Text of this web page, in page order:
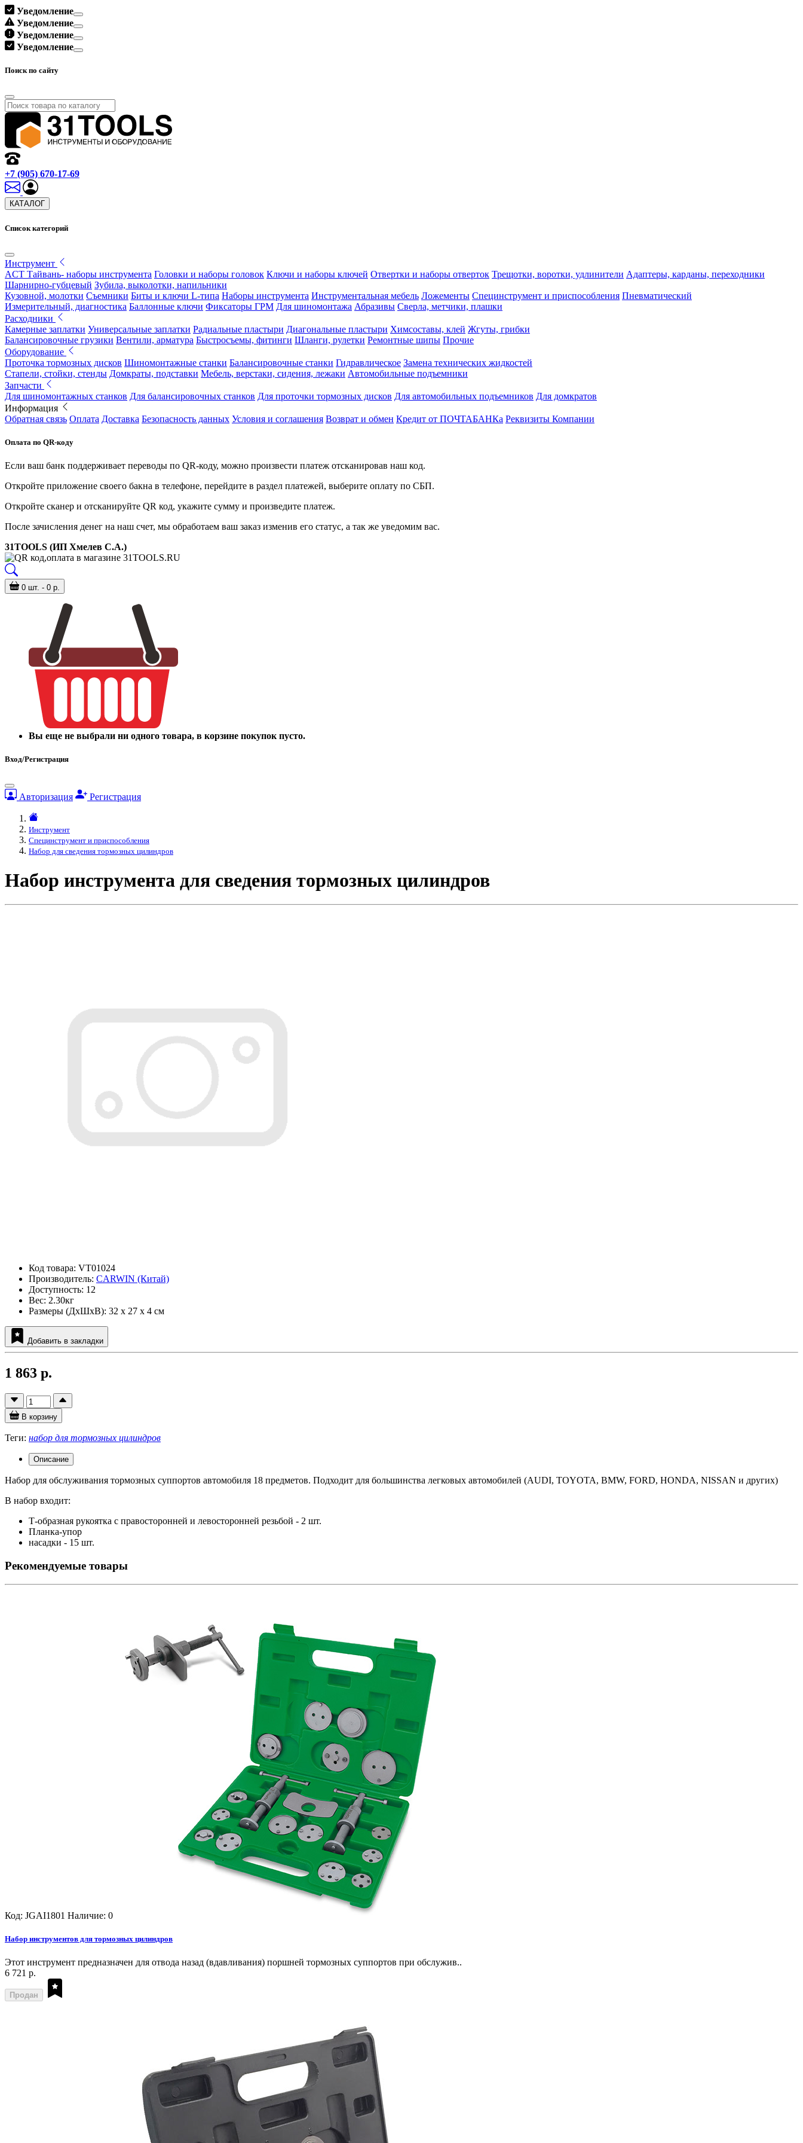
Уведомление
Уведомление
Уведомление
Уведомление
Поиск по сайту
+7 (905) 670-17-69
КАТАЛОГ
Список категорий
Инструмент
ACT Тайвань- наборы инструмента Головки и наборы головок Ключи и наборы ключей Отвертки и наборы отверток Трещотки, воротки, удлинители Адаптеры, карданы, переходники
Шарнирно-губцевый Зубила, выколотки, напильники
Кузовной, молотки Съемники Биты и ключи L-типа Наборы инструмента Инструментальная мебель Ложементы Специнструмент и приспособления Пневматический
Измерительный, диагностика Баллонные ключи Фиксаторы ГРМ Для шиномонтажа Абразивы Сверла, метчики, плашки
Расходники
Камерные заплатки Универсальные заплатки Радиальные пластыри Диагональные пластыри Химсоставы, клей Жгуты, грибки
Балансировочные грузики Вентили, арматура Быстросъемы, фитинги Шланги, рулетки Ремонтные шипы Прочие
Оборудование
Проточка тормозных дисков Шиномонтажные станки Балансировочные станки Гидравлическое Замена технических жидкостей
Стапели, стойки, стенды Домкраты, подставки Мебель, верстаки, сидения, лежаки Автомобильные подъемники
Запчасти
Для шиномонтажных станков Для балансировочных станков Для проточки тормозных дисков Для автомобильных подъемников Для домкратов
Информация
Обратная связь Оплата Доставка Безопасность данных Условия и соглашения Возврат и обмен Кредит от ПОЧТАБАНКа Реквизиты Компании
Оплата по QR-коду
Если ваш банк поддерживает переводы по QR-коду, можно произвести платеж отсканировав наш код.
Откройте приложение своего бакна в телефоне, перейдите в раздел платежей, выберите оплату по СБП.
Откройте сканер и отсканируйте QR код, укажите сумму и произведите платеж.
После зачисления денег на наш счет, мы обработаем ваш заказ изменив его статус, а так же уведомим вас.
31TOOLS (ИП Хмелев С.А.)
0 шт. - 0 р.
Вы еще не выбрали ни одного товара, в корзине покупок пусто.
Вход/Регистрация
Авторизация Регистрация
Инструмент
Специнструмент и приспособления
Набор для сведения тормозных цилиндров
Набор инструмента для сведения тормозных цилиндров
Код товара: VT01024
Производитель: CARWIN (Китай)
Доступность: 12
Вес: 2.30кг
Размеры (ДxШxВ): 32 x 27 x 4 см
Добавить в закладки
1 863 р.
В корзину
Теги: набор для тормозных цилиндров
Описание
Набор для обслуживания тормозных суппортов автомобиля 18 предметов. Подходит для большинства легковых автомобилей (AUDI, TOYOTA, BMW, FORD, HONDA, NISSAN и других)
В набор входит:
Т-образная рукоятка с правосторонней и левосторонней резьбой - 2 шт.
Планка-упор
насадки - 15 шт.
Рекомендуемые товары
Код: JGAI1801 Наличие: 0
Набор инструментов для тормозных цилиндров
Этот инструмент предназначен для отвода назад (вдавливания) поршней тормозных суппортов при обслужив..
6 721 р.
Продан